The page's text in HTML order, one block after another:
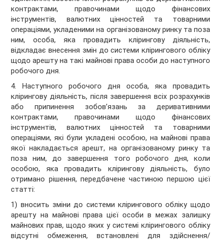
контрактами, правочинами щодо фінансових
інструментів, валютних цінностей та товарними
операціями, укладеними на організованому ринку та поза
ним, особа, яка провадить клірингову діяльність,
відкладає внесення змін до системи клірингового обліку
щодо арешту на такі майнові права особи до наступного
робочого дня.
4. Наступного робочого дня особа, яка провадить
клірингову діяльність, після завершення всіх розрахунків
або припинення зобов’язань за деривативними
контрактами, правочинами щодо фінансових
інструментів, валютних цінностей та товарними
операціями, які були укладені особою, на майнові права
якої накладається арешт, на організованому ринку та
поза ним, до завершення того робочого дня, коли
особою, яка провадить клірингову діяльність, було
отримано рішення, передбачене частиною першою цієї
статті:
1) вносить зміни до системи клірингового обліку щодо
арешту на майнові права цієї особи в межах залишку
майнових прав, щодо яких у системі клірингового обліку
відсутні обмеження, встановлені для здійснення/